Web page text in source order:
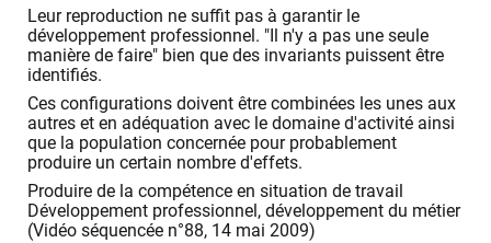
Leur reproduction ne suffit pas à garantir le
développement professionnel. "Il n'y a pas une seule
manière de faire" bien que des invariants puissent être
identifiés.
Ces configurations doivent être combinées les unes aux
autres et en adéquation avec le domaine d'activité ainsi
que la population concernée pour probablement
produire un certain nombre d'effets.
Produire de la compétence en situation de travail
Développement professionnel, développement du métier
(Vidéo séquencée n°88, 14 mai 2009)